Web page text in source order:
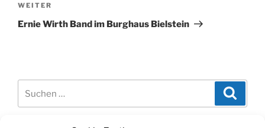
Nächster
Beitrag
WEITER
Ernie Wirth Band im Burghaus Bielstein
nach: